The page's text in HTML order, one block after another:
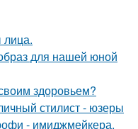
для нашей юной
здоровьем?
стилист - юзеры
- имиджмейкера.